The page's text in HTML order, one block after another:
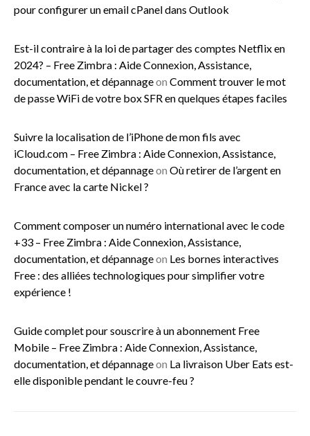
pour configurer un email cPanel dans Outlook
Est-il contraire à la loi de partager des comptes Netflix en
2024? – Free Zimbra : Aide Connexion, Assistance,
documentation, et dépannageon Comment trouver le mot
de passe WiFi de votre box SFR en quelques étapes faciles
Suivre la localisation de l’iPhone de mon fils avec
iCloud.com – Free Zimbra : Aide Connexion, Assistance,
documentation, et dépannageon Où retirer de l’argent en
France avec la carte Nickel ?
Comment composer un numéro international avec le code
+33 – Free Zimbra : Aide Connexion, Assistance,
documentation, et dépannageon Les bornes interactives
Free : des alliées technologiques pour simplifier votre
expérience !
Guide complet pour souscrire à un abonnement Free
Mobile – Free Zimbra : Aide Connexion, Assistance,
documentation, et dépannageon La livraison Uber Eats est-
elle disponible pendant le couvre-feu ?